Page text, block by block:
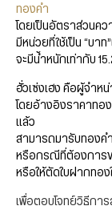
ทองคำ
โดยเป็นอัตราส่วนค
มีหน่วยที่ใช้เป็น “บาท
จะมีน้ำหนักเท่ากับ
ฮั่วเซ่งเฮง คือผู้จำหน่
โดยอ้างอิงราคาทอ
แล้ว
สามารถมารับทองคำ
หรือกรณีที่ต้องการ
หรือให้ตัดใบฝากทอ
เพื่อตอบโจทย์วิธีกา